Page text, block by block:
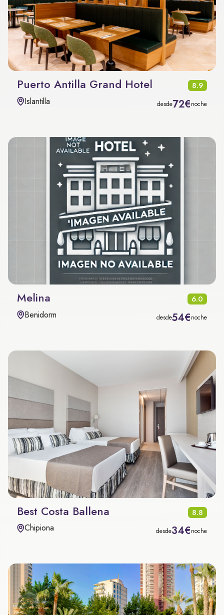
Puerto Antilla Grand Hotel 8.9
Islantilla desde72€noche
Melina 6.0
Benidorm desde54€noche
Best Costa Ballena 8.8
Chipiona desde34€noche